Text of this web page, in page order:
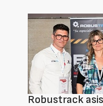
Robustrack